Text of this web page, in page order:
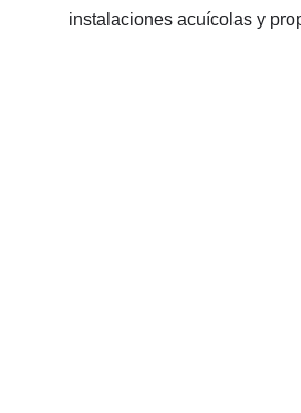
instalaciones acuícolas y